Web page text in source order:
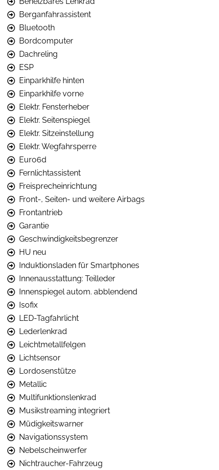
Berganfahrassistent
Bluetooth
Bordcomputer
Dachreling
ESP
Einparkhilfe hinten
Einparkhilfe vorne
Elektr. Fensterheber
Elektr. Seitenspiegel
Elektr. Sitzeinstellung
Elektr. Wegfahrsperre
Euro6d
Fernlichtassistent
Freisprecheinrichtung
Front-, Seiten- und weitere Airbags
Frontantrieb
Garantie
Geschwindigkeitsbegrenzer
HU neu
Induktionsladen für Smartphones
Innenausstattung: Teilleder
Innenspiegel autom. abblendend
Isofix
LED-Tagfahrlicht
Lederlenkrad
Leichtmetallfelgen
Lichtsensor
Lordosenstütze
Metallic
Multifunktionslenkrad
Musikstreaming integriert
Müdigkeitswarner
Navigationssystem
Nebelscheinwerfer
Nichtraucher-Fahrzeug